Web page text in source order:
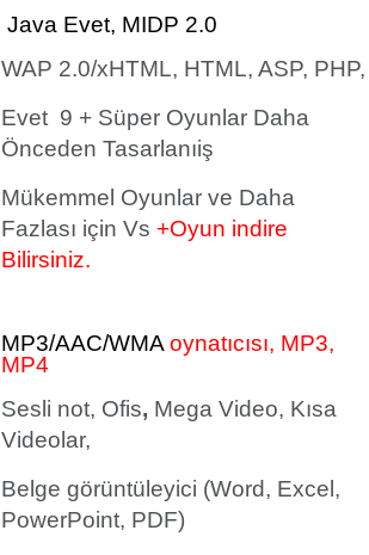
Java Evet, MIDP 2.0
WAP 2.0/xHTML, HTML, ASP, PHP,
Evet 9 + Süper Oyunlar Daha
Önceden Tasarlanıiş
Mükemmel Oyunlar ve Daha
Fazlası için Vs +Oyun indire
Bilirsiniz.
MP3/AAC/WMA oynatıcısı, MP3,
MP4
Sesli not, Ofis, Mega Video, Kısa
Videolar,
Belge görüntüleyici (Word, Excel,
PowerPoint, PDF)